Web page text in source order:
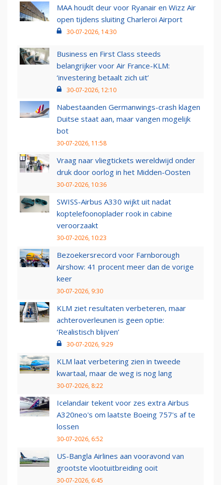
MAA houdt deur voor Ryanair en Wizz Air
open tijdens sluiting Charleroi Airport
30-07-2026, 14:30
Business en First Class steeds
belangrijker voor Air France-KLM:
‘investering betaalt zich uit’
30-07-2026, 12:10
Nabestaanden Germanwings-crash klagen
Duitse staat aan, maar vangen mogelijk
bot
30-07-2026, 11:58
Vraag naar vliegtickets wereldwijd onder
druk door oorlog in het Midden-Oosten
30-07-2026, 10:36
SWISS-Airbus A330 wijkt uit nadat
koptelefoonoplader rook in cabine
veroorzaakt
30-07-2026, 10:23
Bezoekersrecord voor Farnborough
Airshow: 41 procent meer dan de vorige
keer
30-07-2026, 9:30
KLM ziet resultaten verbeteren, maar
achteroverleunen is geen optie:
‘Realistisch blijven’
30-07-2026, 9:29
KLM laat verbetering zien in tweede
kwartaal, maar de weg is nog lang
30-07-2026, 8:22
Icelandair tekent voor zes extra Airbus
A320neo's om laatste Boeing 757's af te
lossen
30-07-2026, 6:52
US-Bangla Airlines aan vooravond van
grootste vlootuitbreiding ooit
30-07-2026, 6:45